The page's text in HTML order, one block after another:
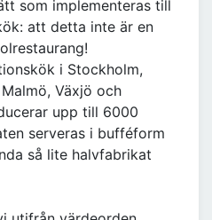
som implementeras till
att detta inte är en
i Stockholm,
Växjö och
upp till 6000
serveras i bufféform
så lite halvfabrikat